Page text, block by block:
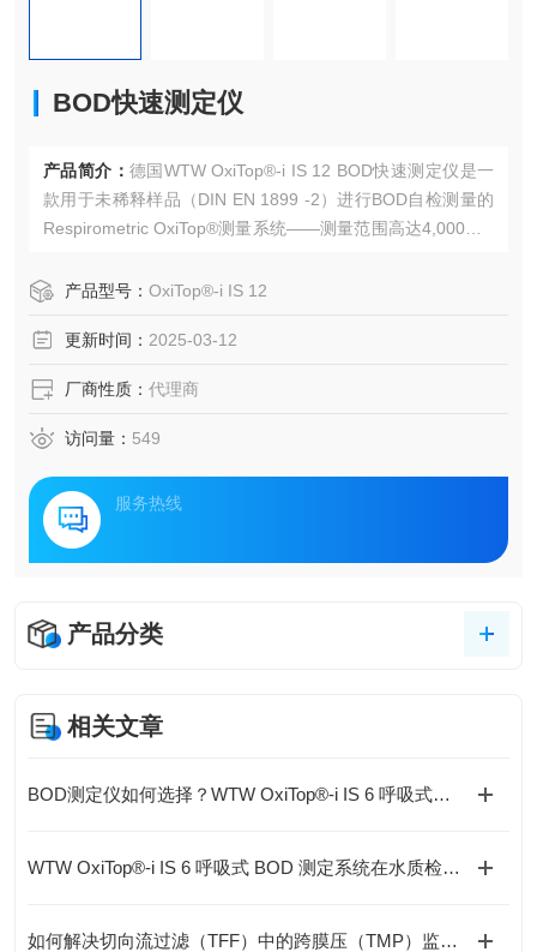
BOD快速测定仪
产品简介： 德国WTW OxiTop®-i IS 12 BOD快速测定仪是一
款用于未稀释样品（DIN EN 1899 -2）进行BOD自检测量的
Respirometric OxiTop®测量系统——测量范围高达4,000mg/
产品型号： OxiTop®-i IS 12
更新时间： 2025-03-12
厂商性质： 代理商
访问量： 549
服务热线
产品分类
相关文章
BOD测定仪如何选择？WTW OxiTop®-i IS 6 呼吸式BOD测量系统解析
WTW OxiTop®-i IS 6 呼吸式 BOD 测定系统在水质检测中的应用
如何解决切向流过滤（TFF）中的跨膜压（TMP）监测难题？